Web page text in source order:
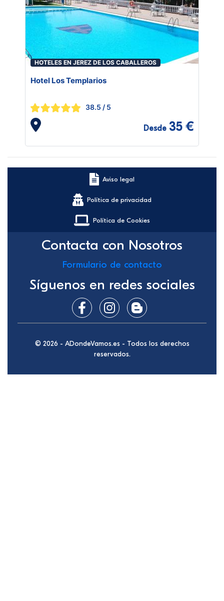
HOTELES EN JEREZ DE LOS CABALLEROS
Hotel Los Templarios
38.5 / 5
Desde 35 €
Aviso legal
Política de privacidad
Política de Cookies
Contacta con Nosotros
Formulario de contacto
Síguenos en redes sociales
© 2026 - ADondeVamos.es - Todos los derechos
reservados.